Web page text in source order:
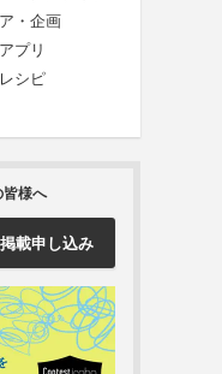
・企画
プリ
シピ
皆様へ
載申し込み